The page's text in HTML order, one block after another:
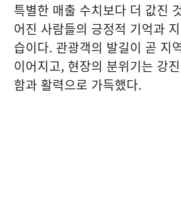
특별한 매출 수치보다 더 값진
어진 사람들의 긍정적 기억과
습이다. 관광객의 발길이 곧 지
이어지고, 현장의 분위기는 강
함과 활력으로 가득했다.